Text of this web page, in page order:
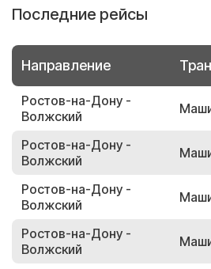
Последние рейсы
Направление
Ростов-на-Дону -
Волжский
Ростов-на-Дону -
Волжский
Ростов-на-Дону -
Волжский
Ростов-на-Дону -
Волжский